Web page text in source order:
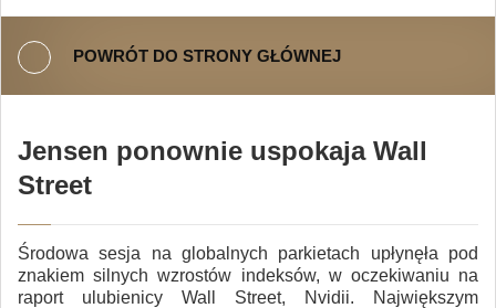
POWRÓT DO STRONY GŁÓWNEJ
Jensen ponownie uspokaja Wall
Street
Środowa sesja na globalnych parkietach upłynęła pod
znakiem silnych wzrostów indeksów, w oczekiwaniu na
raport ulubienicy Wall Street, Nvidii. Największym